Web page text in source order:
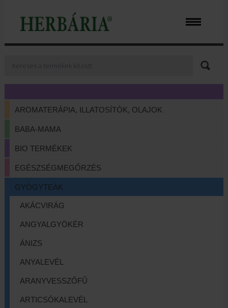
AROMATERÁPIA, ILLATOSÍTÓK, OLAJOK
BABA-MAMA
BIO TERMÉKEK
EGÉSZSÉGMEGŐRZÉS
GYÓGYTEÁK
AKÁCVIRÁG
ANGYALGYÖKÉR
ÁNIZS
ANYALEVÉL
ARANYVESSZŐFŰ
ARTICSÓKALEVÉL